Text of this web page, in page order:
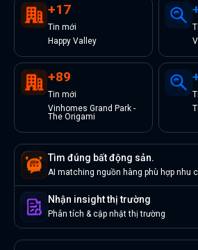
+17
Tin mới
Happy Valley
+89
Tin mới
Vinhomes Grand Park -
The Origami
Tìm đúng bất động sản.
AI matching nguồn hàng phù hợp nhu
Nhận insight thị trường
Phân tích & cập nhật thị trường